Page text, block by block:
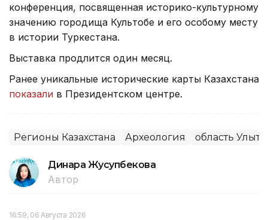
конференция, посвященная историко-культурному
значению городища Культобе и его особому месту
в истории Туркестана.
Выставка продлится один месяц.
Ранее уникальные исторические карты Казахстана
показали в Президентском центре.
Регионы Казахстана Археология область
Динара Жусупбекова
Автор
16:59, 06 Августа 2026